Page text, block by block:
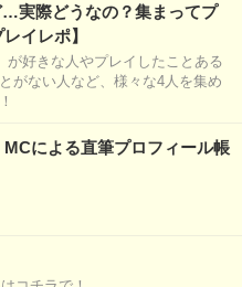
実際どうなの？集まってプ
イレポ】
が好きな人やプレイしたことある
がない人など、様々な4人を集め
MCによる直筆プロフィール帳